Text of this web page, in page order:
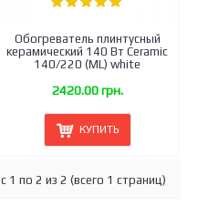
Обогреватель плинтусный
керамический 140 Вт Ceramic
140/220 (ML) white
2420.00 грн.
КУПИТЬ
1 по 2 из 2 (всего 1 страниц)